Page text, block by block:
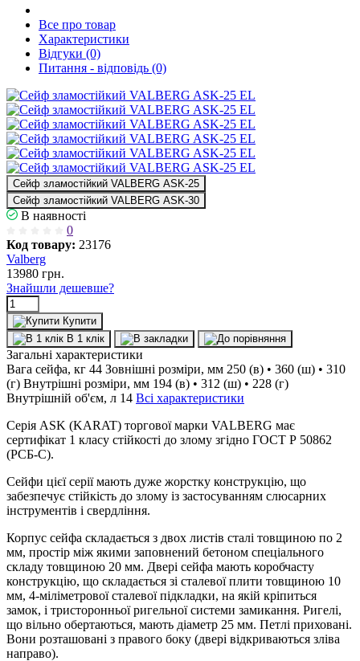
Все про товар
Характеристики
Відгуки (0)
Питання - відповідь (0)
Сейф зламостійкий VALBERG ASK-25
Сейф зламостійкий VALBERG ASK-30
В наявності
0
Код товару: 23176
Valberg
13980 грн.
Знайшли дешевше?
Купити
В 1 клік
Загальні характеристики
Вага сейфа, кг 44 Зовнішні розміри, мм 250 (в) • 360 (ш) • 310
(г) Внутрішні розміри, мм 194 (в) • 312 (ш) • 228 (г)
Внутрішній об'єм, л 14 Всі характеристики
Серія ASK (KARAT) торгової марки VALBERG має
сертифікат 1 класу стійкості до злому згідно ГОСТ Р 50862
(РСБ-С).
Сейфи цієї серії мають дуже жорстку конструкцію, що
забезпечує стійкість до злому із застосуванням слюсарних
інструментів і свердління.
Корпус сейфа складається з двох листів сталі товщиною по 2
мм, простір між якими заповнений бетоном спеціального
складу товщиною 20 мм. Двері сейфа мають коробчасту
конструкцію, що складається зі сталевої плити товщиною 10
мм, 4-міліметрової сталевої підкладки, на якій кріпиться
замок, і тристоронньої ригельної системи замикання. Ригелі,
що вільно обертаються, мають діаметр 25 мм. Петлі приховані.
Вони розташовані з правого боку (двері відкриваються зліва
направо).